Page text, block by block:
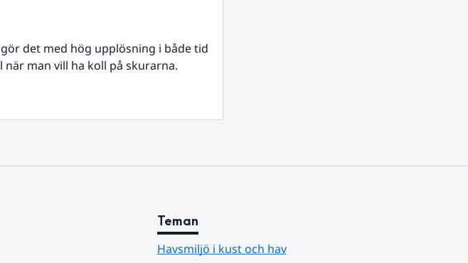
det med hög upplösning i både tid
man vill ha koll på skurarna.
Teman
Havsmiljö i kust och hav